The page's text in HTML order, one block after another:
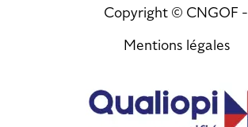
Copyright © CNGOF -
Mentions légales